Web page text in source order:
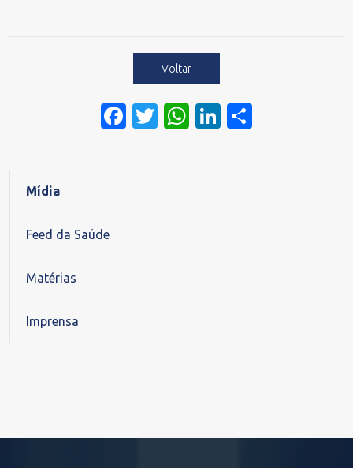
Voltar
Facebook
Twitter
WhatsApp
LinkedIn
Mídia
Feed da Saúde
Matérias
Imprensa